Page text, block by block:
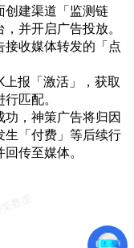
创建渠道「监测链
并开启广告投放。
接收媒体转发的「点
报「激活」，获取
匹配。
功，神策广告将归因
生「付费」等后续行
传至媒体。